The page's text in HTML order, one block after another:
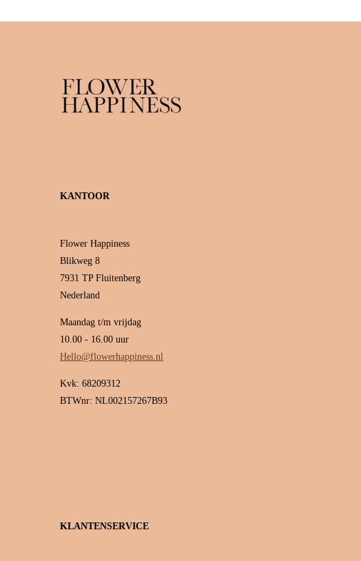
KANTOOR
Flower Happiness
Blikweg 8
7931 TP Fluitenberg
Nederland
Maandag t/m vrijdag
10.00 - 16.00 uur
Hello@flowerhappiness.nl
Kvk: 68209312
BTWnr: NL002157267B93
KLANTENSERVICE